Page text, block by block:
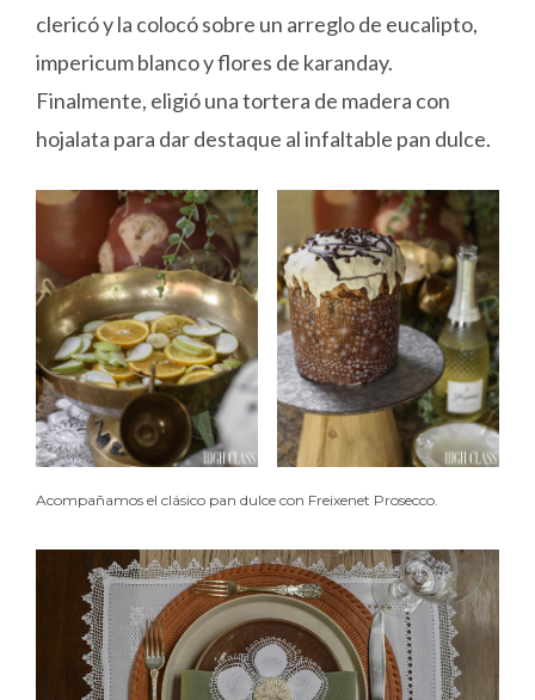
clericó y la colocó sobre un arreglo de eucalipto,
impericum blanco y flores de karanday.
Finalmente, eligió una tortera de madera con
hojalata para dar destaque al infaltable pan dulce.
Acompañamos el clásico pan dulce con Freixenet Prosecco.